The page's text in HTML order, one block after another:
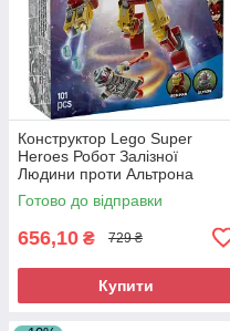
Конструктор Lego Super
Heroes Робот Залізної
Людини проти Альтрона
76307
Готово до відправки
656,10 ₴ 729 ₴
Купити